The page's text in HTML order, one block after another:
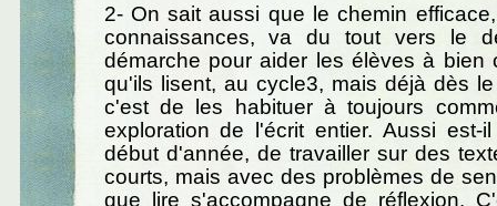
2- On sait aussi que le chemin
connaissances, va du tout vers le
démarche pour aider les élèves à bien
qu'ils lisent, au cycle3, mais déjà dès
c'est de les habituer à toujours
exploration de l'écrit entier. Aussi est-
début d'année, de travailler sur des
courts, mais avec des problèmes de
que lire s'accompagne de réflexion.